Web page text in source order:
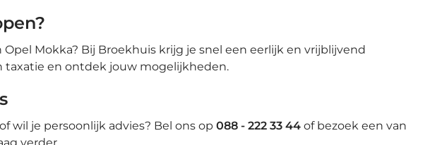
Mokka? Bij Broekhuis krijg je snel een eerlijk en vrijblijvend
taxatie en ontdek jouw mogelijkheden.
wil je persoonlijk advies? Bel ons op 088 - 222 33 44of bezoek een van